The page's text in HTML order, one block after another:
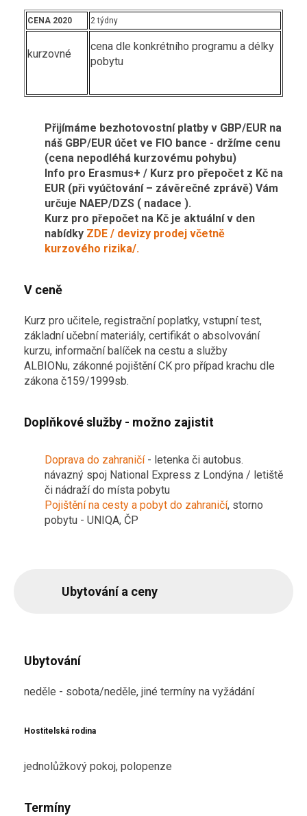
CENA 2020 2 týdny
kurzovné
cena dle konkrétního programu a délky
pobytu
Přijímáme bezhotovostní platby v GBP/EUR na
náš GBP/EUR účet ve FIO bance - držíme cenu
(cena nepodléhá kurzovému pohybu)
Info pro Erasmus+ / Kurz pro přepočet z Kč na
EUR (při vyúčtování – závěrečné zprávě) Vám
určuje NAEP/DZS ( nadace ).
Kurz pro přepočet na Kč je aktuální v den
nabídky ZDE / devizy prodej včetně
kurzového rizika/.
V ceně
Kurz pro učitele, registrační poplatky, vstupní test,
základní učební materiály, certifikát o absolvování
kurzu, informační balíček na cestu a služby
ALBIONu, zákonné pojištění CK pro případ krachu dle
zákona č159/1999sb.
Doplňkové služby - možno zajistit
Doprava do zahraničí- letenka či autobus.
návazný spoj National Express z Londýna / letiště
či nádraží do místa pobytu
Pojištění na cesty a pobyt do zahraničí, storno
pobytu - UNIQA, ČP
Ubytování a ceny
Ubytování
neděle - sobota/neděle, jiné termíny na vyžádání
Hostitelská rodina
jednolůžkový pokoj, polopenze
Termíny